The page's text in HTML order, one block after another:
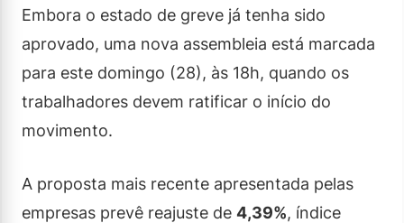
Embora o estado de greve já tenha sido
aprovado, uma nova assembleia está marcada
para este domingo (28), às 18h, quando os
trabalhadores devem ratificar o início do
movimento.
A proposta mais recente apresentada pelas
empresas prevê reajuste de 4,39%, índice